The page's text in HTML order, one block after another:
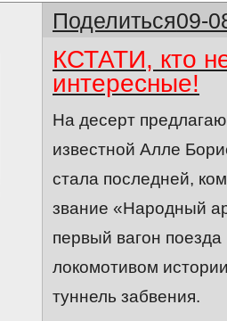
Поделиться09-
КСТАТИ, кто
интересные!
На десерт
известной Алле
стала последней,
звание «Народный
первый вагон
локомотивом
туннель забвения.